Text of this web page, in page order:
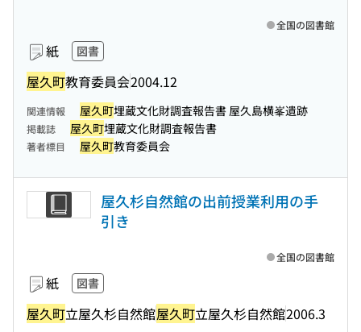
紙 図書
屋久町教育委員会2004.12
全国の図書館
関連情報 屋久町埋蔵文化財調査報告書 屋久島横峯遺跡
掲載誌 屋久町埋蔵文化財調査報告書
著者標目 屋久町教育委員会
屋久杉自然館の出前授業利用の手
引き
紙 図書
屋久町立屋久杉自然館屋久町立屋久杉自然館2006.3
全国の図書館